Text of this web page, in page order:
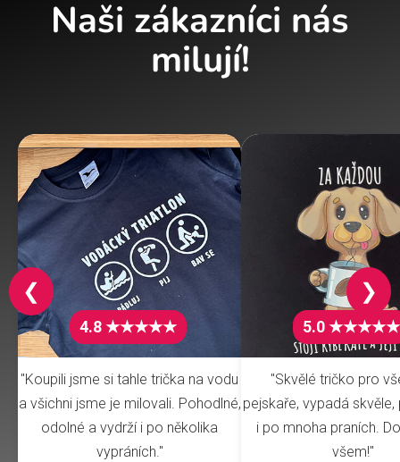
Naši zákazníci nás
milují!
4.8 ★★★★★
"Koupili jsme si tahle trička na vodu
a všichni jsme je milovali. Pohodlné,
odolné a vydrží i po několika
vypráních."
5.0 ★★★★★
"Skvělé tričko pro
pejskaře, vypadá
i po mnoha praních.
všem!"
❮ ❯